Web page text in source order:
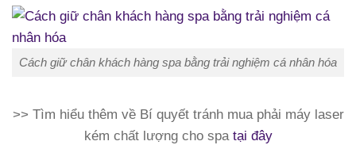
Cách giữ chân khách hàng spa bằng trải nghiệm cá nhân hóa
>> Tìm hiểu thêm về Bí quyết tránh mua phải máy laser
kém chất lượng cho spa tại đây